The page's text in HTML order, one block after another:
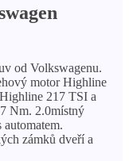
od Volkswagenu.
motor Highline
217 TSI a
Nm. 2.0místný
zámků dveří a